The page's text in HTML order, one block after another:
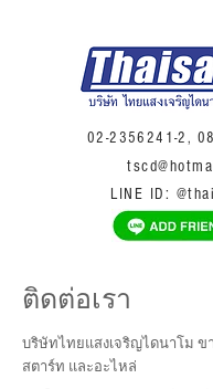
02-2356241-2,
LINE ID:
ติดต่อเรา
บริษัทไทยแสงเจริญไดนาโม ข
สตาร์ท และอะไหล่